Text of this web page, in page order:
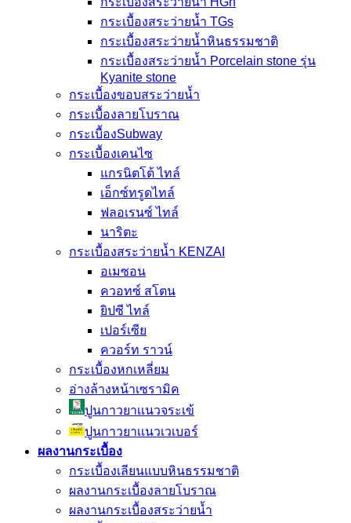
กระเบื้องสระว่ายน้ำ TGs
กระเบื้องสระว่ายน้ำหินธรรมชาติ
กระเบื้องสระว่ายนํ้า Porcelain stone รุ่น
Kyanite stone
กระเบื้องขอบสระว่ายน้ำ
กระเบื้องลายโบราณ
กระเบื้องSubway
กระเบื้องเคนไซ
แกรนิตโต้ ไทล์
เอ็กซ์ทรูดไทล์
ฟลอเรนซ์ ไทล์
นาริตะ
กระเบื้องสระว่ายน้ำ KENZAI
อเมซอน
ควอทซ์ สโตน
ยิปซี ไทล์
เปอร์เซีย
ควอร์ท ราวน์
กระเบื้องหกเหลี่ยม
อ่างล้างหน้าเซรามิค
ปูนกาวยาเเนวจระเข้
ปูนกาวยาเเนวเวเบอร์
ผลงานกระเบื้อง
กระเบื้องเลียนแบบหินธรรมชาติ
ผลงานกระเบื้องลายโบราณ
ผลงานกระเบื้องสระว่ายนํ้า